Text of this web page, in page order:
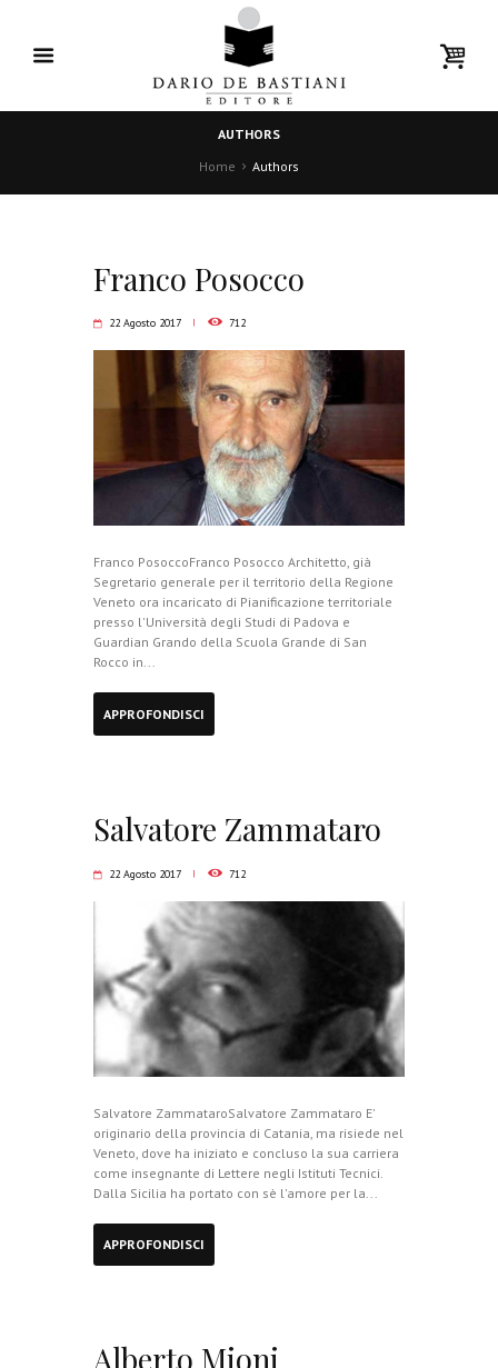
AUTHORS
Home
Authors
Franco Posocco
22 Agosto 2017 712
Franco PosoccoFranco Posocco Architetto, già
Segretario generale per il territorio della Regione
Veneto ora incaricato di Pianificazione territoriale
presso l'Università degli Studi di Padova e
Guardian Grando della Scuola Grande di San
Rocco in...
APPROFONDISCI
Salvatore Zammataro
22 Agosto 2017 712
Salvatore ZammataroSalvatore Zammataro E'
originario della provincia di Catania, ma risiede nel
Veneto, dove ha iniziato e concluso la sua carriera
come insegnante di Lettere negli Istituti Tecnici.
Dalla Sicilia ha portato con sè l'amore per la...
APPROFONDISCI
Alberto Mioni